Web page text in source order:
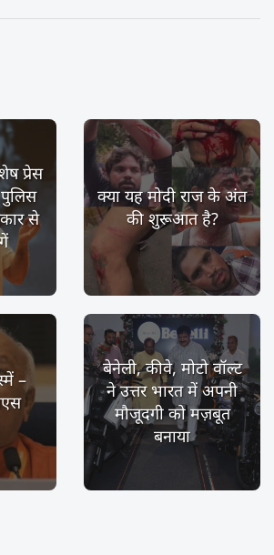
प्रेस
से
क्या यह मोदी राज के अंत
की शुरूआत है?
–
बेनेली, कीवे, मोटो वॉल्ट
ने उत्तर भारत में अपनी
मौजूदगी को मज़बूत
बनाया